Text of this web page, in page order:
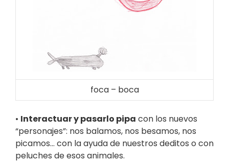
foca – boca
• Interactuar y pasarlo pipa con los nuevos
“personajes”: nos balamos, nos besamos, nos
picamos… con la ayuda de nuestros deditos o con
peluches de esos animales.